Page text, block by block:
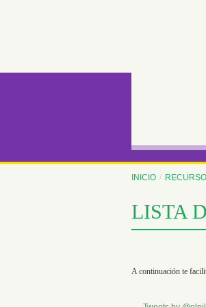
INICIO /
LISTA
A continuación te